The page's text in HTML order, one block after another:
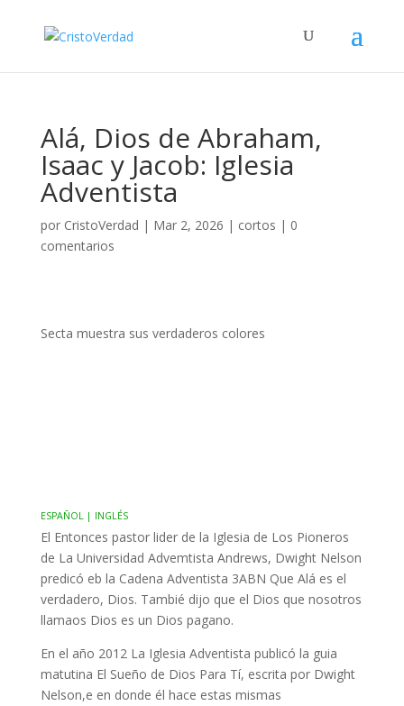
Alá, Dios de Abraham,
Isaac y Jacob: Iglesia
Adventista
por CristoVerdad | Mar 2, 2026 | cortos | 0
comentarios
Secta muestra sus verdaderos colores
ESPAÑOL | INGLÉS
El Entonces pastor lider de la Iglesia de Los Pioneros
de La Universidad Advemtista Andrews, Dwight Nelson
predicó eb la Cadena Adventista 3ABN Que Alá es el
verdadero, Dios. Tambié dijo que el Dios que nosotros
llamaos Dios es un Dios pagano.
En el año 2012 La Iglesia Adventista publicó la guia
matutina El Sueño de Dios Para Tí, escrita por Dwight
Nelson,e en donde él hace estas mismas